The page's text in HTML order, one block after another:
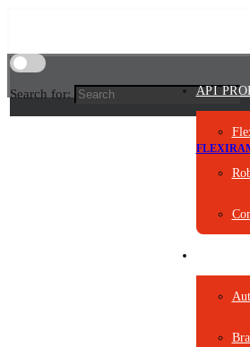
Search for: API